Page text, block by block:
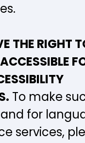
THE RIGHT
To make
for
services,